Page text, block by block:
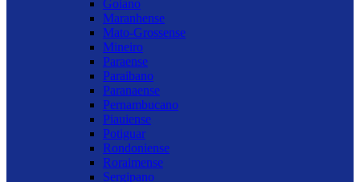
Goiano
Maranhense
Mato-Grossense
Mineiro
Paraense
Paraibano
Paranaense
Pernambucano
Piauiense
Potiguar
Rondoniense
Roraimense
Sergipano